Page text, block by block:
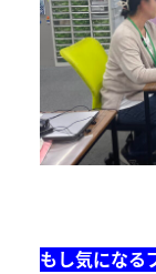
もし気になる